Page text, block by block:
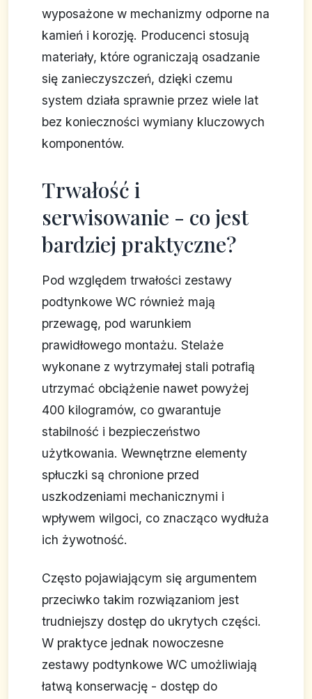
wyposażone w mechanizmy odporne na
kamień i korozję. Producenci stosują
materiały, które ograniczają osadzanie
się zanieczyszczeń, dzięki czemu
system działa sprawnie przez wiele lat
bez konieczności wymiany kluczowych
komponentów.
Trwałość i
serwisowanie - co jest
bardziej praktyczne?
Pod względem trwałości zestawy
podtynkowe WC również mają
przewagę, pod warunkiem
prawidłowego montażu. Stelaże
wykonane z wytrzymałej stali potrafią
utrzymać obciążenie nawet powyżej
400 kilogramów, co gwarantuje
stabilność i bezpieczeństwo
użytkowania. Wewnętrzne elementy
spłuczki są chronione przed
uszkodzeniami mechanicznymi i
wpływem wilgoci, co znacząco wydłuża
ich żywotność.
Często pojawiającym się argumentem
przeciwko takim rozwiązaniom jest
trudniejszy dostęp do ukrytych części.
W praktyce jednak nowoczesne
zestawy podtynkowe WC umożliwiają
łatwą konserwację - dostęp do